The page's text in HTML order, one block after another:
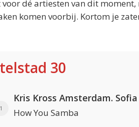
dé artiesten van dit
komen voorbij. Kortom je
30
1 How You Samba